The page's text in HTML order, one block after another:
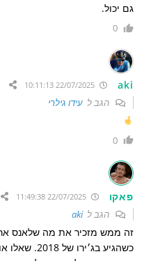
גם יכול.
0
aki
הגב לעידו גילרי
0
פאקו 22/07/2025 11:49:38
הגב לaki
זה ממש מזכיר את מה שלאנס
כשהגיע